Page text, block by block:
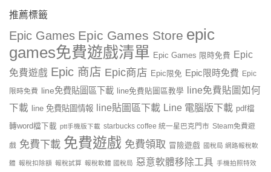
推薦標籤
Epic Games Epic Games Store epic
games免費遊戲清單 Epic Games 限時免費 Epic
免費遊戲 Epic 商店 Epic商店 Epic限免 Epic限時免費 Epic
限時免費 line免費貼圖區下載 line免費貼圖區教學
line免費貼圖如何
下載
line 免費貼圖情報 line貼圖區下載 Line 電腦版下載 pdf檔
轉word檔下載 ptt手機版下載 starbucks coffee 統一星巴克門市 Steam免費遊
戲 免費下載 免費遊戲 免費領取 冒險遊戲 國稅局 網路報稅軟
體 報稅扣除額 報稅試算 報稅軟體 國稅局 惡意軟體移除工具 手機拍照特效